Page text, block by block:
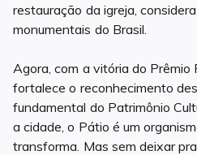
restauração da igreja,
monumentais do Brasil.
Agora, com a vitória do Prêmio
fortalece o reconhecimento
fundamental do Patrimônio
a cidade, o Pátio é um
transforma. Mas sem deixar